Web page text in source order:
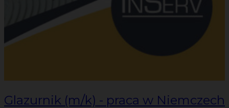
Glazurnik (m/k) - praca w Niemczech